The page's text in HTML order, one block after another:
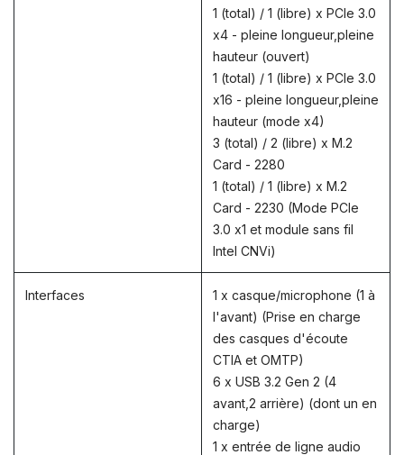
1 (total) / 1 (libre) x PCIe 3.0
x4 - pleine longueur,pleine
hauteur (ouvert)
1 (total) / 1 (libre) x PCIe 3.0
x16 - pleine longueur,pleine
hauteur (mode x4)
3 (total) / 2 (libre) x M.2
Card - 2280
1 (total) / 1 (libre) x M.2
Card - 2230 (Mode PCIe
3.0 x1 et module sans fil
Intel CNVi)
Interfaces
1 x casque/microphone (1 à
l'avant) (Prise en charge
des casques d'écoute
CTIA et OMTP)
6 x USB 3.2 Gen 2 (4
avant,2 arrière) (dont un en
charge)
1 x entrée de ligne audio